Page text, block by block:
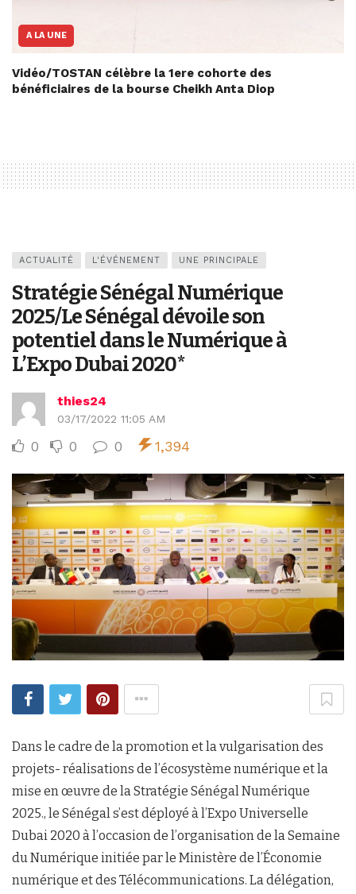
A LA UNE
Vidéo/TOSTAN célèbre la 1ere cohorte des
bénéficiaires de la bourse Cheikh Anta Diop
ACTUALITÉ L'ÉVÉNEMENT UNE PRINCIPALE
Stratégie Sénégal Numérique
2025/Le Sénégal dévoile son
potentiel dans le Numérique à
L’Expo Dubai 2020*
thies24
03/17/2022 11:05 AM
0 0 0 1,394
Dans le cadre de la promotion et la vulgarisation des
projets- réalisations de l’écosystème numérique et la
mise en œuvre de la Stratégie Sénégal Numérique
2025., le Sénégal s’est déployé à l’Expo Universelle
Dubai 2020 à l’occasion de l’organisation de la Semaine
du Numérique initiée par le Ministère de l’Économie
numérique et des Télécommunications. La délégation,